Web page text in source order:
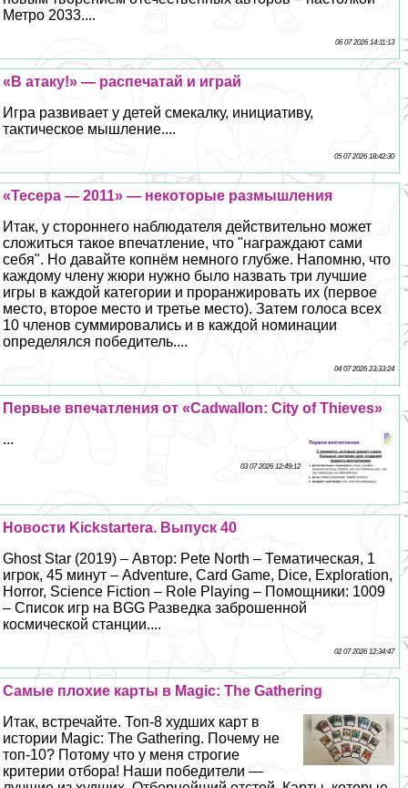
Метро 2033....
06 07 2026 14:11:13
«В атаку!» — распечатай и играй
Игра развивает у детей смекалку, инициативу,
тактическое мышление....
05 07 2026 18:42:30
«Тесера — 2011» — некоторые размышления
Итак, у стороннего наблюдателя действительно может
сложиться такое впечатление, что "награждают сами
себя". Но давайте копнём немного глубже. Напомню, что
каждому члeну жюри нужно было назвать три лучшие
игры в каждой категории и проранжировать их (первое
место, второе место и третье место). Затем голоса всех
10 члeнов суммировались и в каждой номинации
определялся победитель....
04 07 2026 23:33:24
Первые впечатления от «Cadwallon: City of Thieves»
...
03 07 2026 12:49:12
Новости Kickstarterа. Выпуск 40
Ghost Star (2019) – Автор: Pete North – Тематическая, 1
игрок, 45 минут – Adventure, Card Game, Dice, Exploration,
Horror, Science Fiction – Role Playing – Помощники: 1009
– Список игр на BGG Разведка заброшенной
космической станции....
02 07 2026 12:34:47
Самые плохие карты в Magic: The Gathering
Итак, встречайте. Топ-8 худших карт в
истории Magic: The Gathering. Почему не
топ-10? Потому что у меня строгие
критерии отбора! Наши победители —